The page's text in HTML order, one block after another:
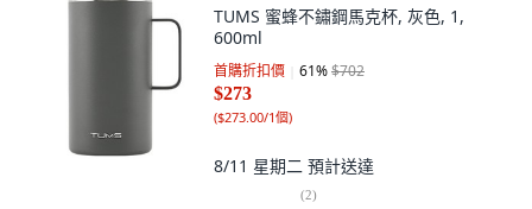
TUMS 蜜蜂不鏽鋼馬克杯, 灰色, 1,
600ml
首購折扣價 61%$702
$273
($273.00/1個)
8/11 星期二 預計送達
(2)